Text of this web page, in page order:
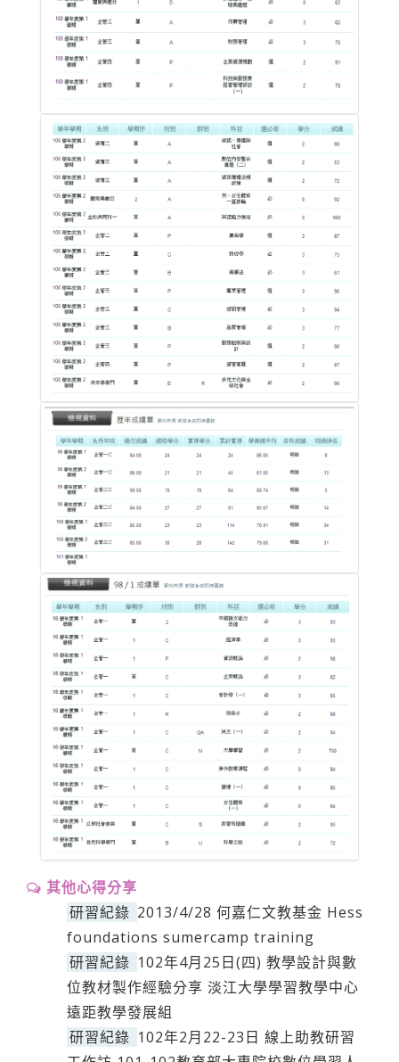
其他心得分享
研習紀錄 2013/4/28 何嘉仁文教基金 Hess
foundations sumercamp training
研習紀錄 102年4月25日(四) 教學設計與數
位教材製作經驗分享 淡江大學學習教學中心
遠距教學發展組
研習紀錄 102年2月22-23日 線上助教研習